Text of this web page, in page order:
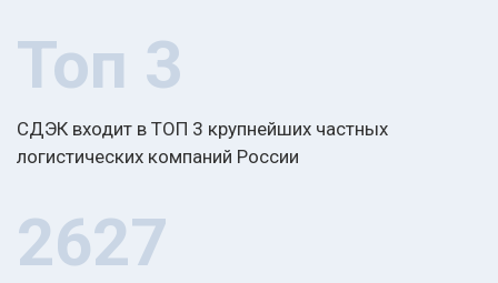
Топ 3
СДЭК входит в ТОП 3 крупнейших частных
логистических компаний России
2627